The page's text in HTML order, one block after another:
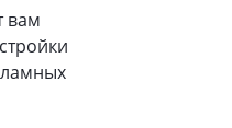
вам